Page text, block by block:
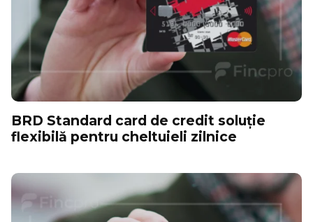
BRD Standard card de credit soluție
flexibilă pentru cheltuieli zilnice